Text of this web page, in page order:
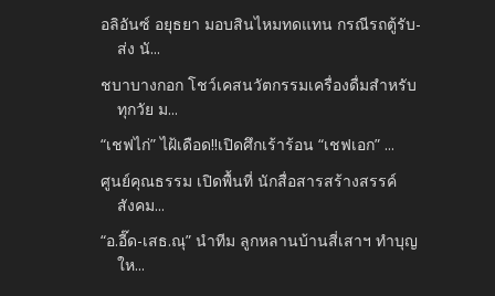
อลิอันซ์ อยุธยา มอบสินไหมทดแทน กรณีรถตู้รับ-
ส่ง นั...
ชบาบางกอก โชว์เคสนวัตกรรมเครื่องดื่มสำหรับ
ทุกวัย ม...
“เชฟไก่” ไฝ้เดือด!!เปิดศึกเร้าร้อน “เชฟเอก” ...
ศูนย์คุณธรรม เปิดพื้นที่ นักสื่อสารสร้างสรรค์
สังคม...
“อ.อี๊ด-เสธ.ณุ” นำทีม ลูกหลานบ้านสี่เสาฯ ทำบุญ
ให...